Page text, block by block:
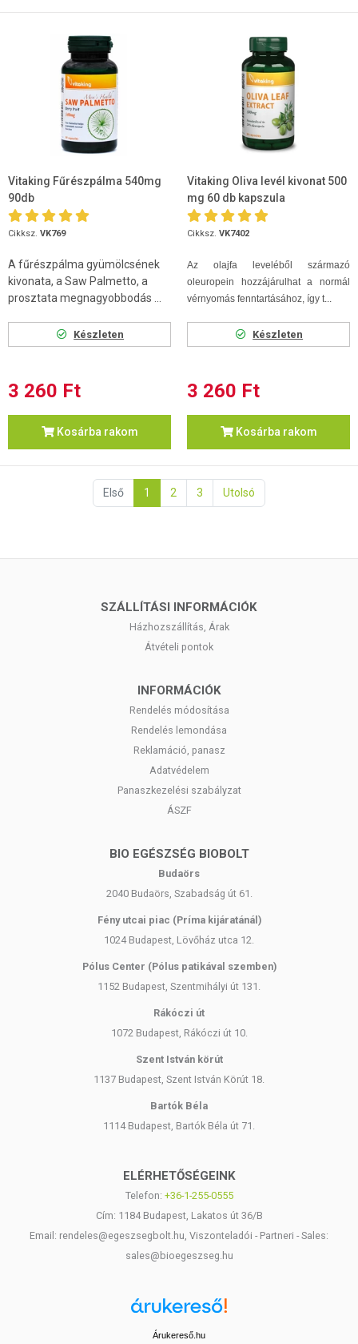
Vitaking Fűrészpálma 540mg
90db
Cikksz. VK769
A fűrészpálma gyümölcsének
kivonata, a Saw Palmetto, a
prosztata megnagyobbodás ...
Készleten
3 260 Ft
Kosárba rakom
Vitaking Oliva levél kivonat 500
mg 60 db kapszula
Cikksz. VK7402
Az olajfa leveléből származó
oleuropein hozzájárulhat a normál
vérnyomás fenntartásához, így t...
Készleten
3 260 Ft
Kosárba rakom
Első 1 2 3 Utolsó
SZÁLLÍTÁSI INFORMÁCIÓK
Házhozszállítás, Árak
Átvételi pontok
INFORMÁCIÓK
Rendelés módosítása
Rendelés lemondása
Reklamáció, panasz
Adatvédelem
Panaszkezelési szabályzat
ÁSZF
BIO EGÉSZSÉG BIOBOLT
Budaörs
2040 Budaörs, Szabadság út 61.
Fény utcai piac (Príma kijáratánál)
1024 Budapest, Lövőház utca 12.
Pólus Center (Pólus patikával szemben)
1152 Budapest, Szentmihályi út 131.
Rákóczi út
1072 Budapest, Rákóczi út 10.
Szent István körút
1137 Budapest, Szent István Körút 18.
Bartók Béla
1114 Budapest, Bartók Béla út 71.
ELÉRHETŐSÉGEINK
Telefon: +36-1-255-0555
Cím: 1184 Budapest, Lakatos út 36/B
Email: rendeles@egeszsegbolt.hu, Viszonteladói - Partneri - Sales:
sales@bioegeszseg.hu
Árukereső.hu